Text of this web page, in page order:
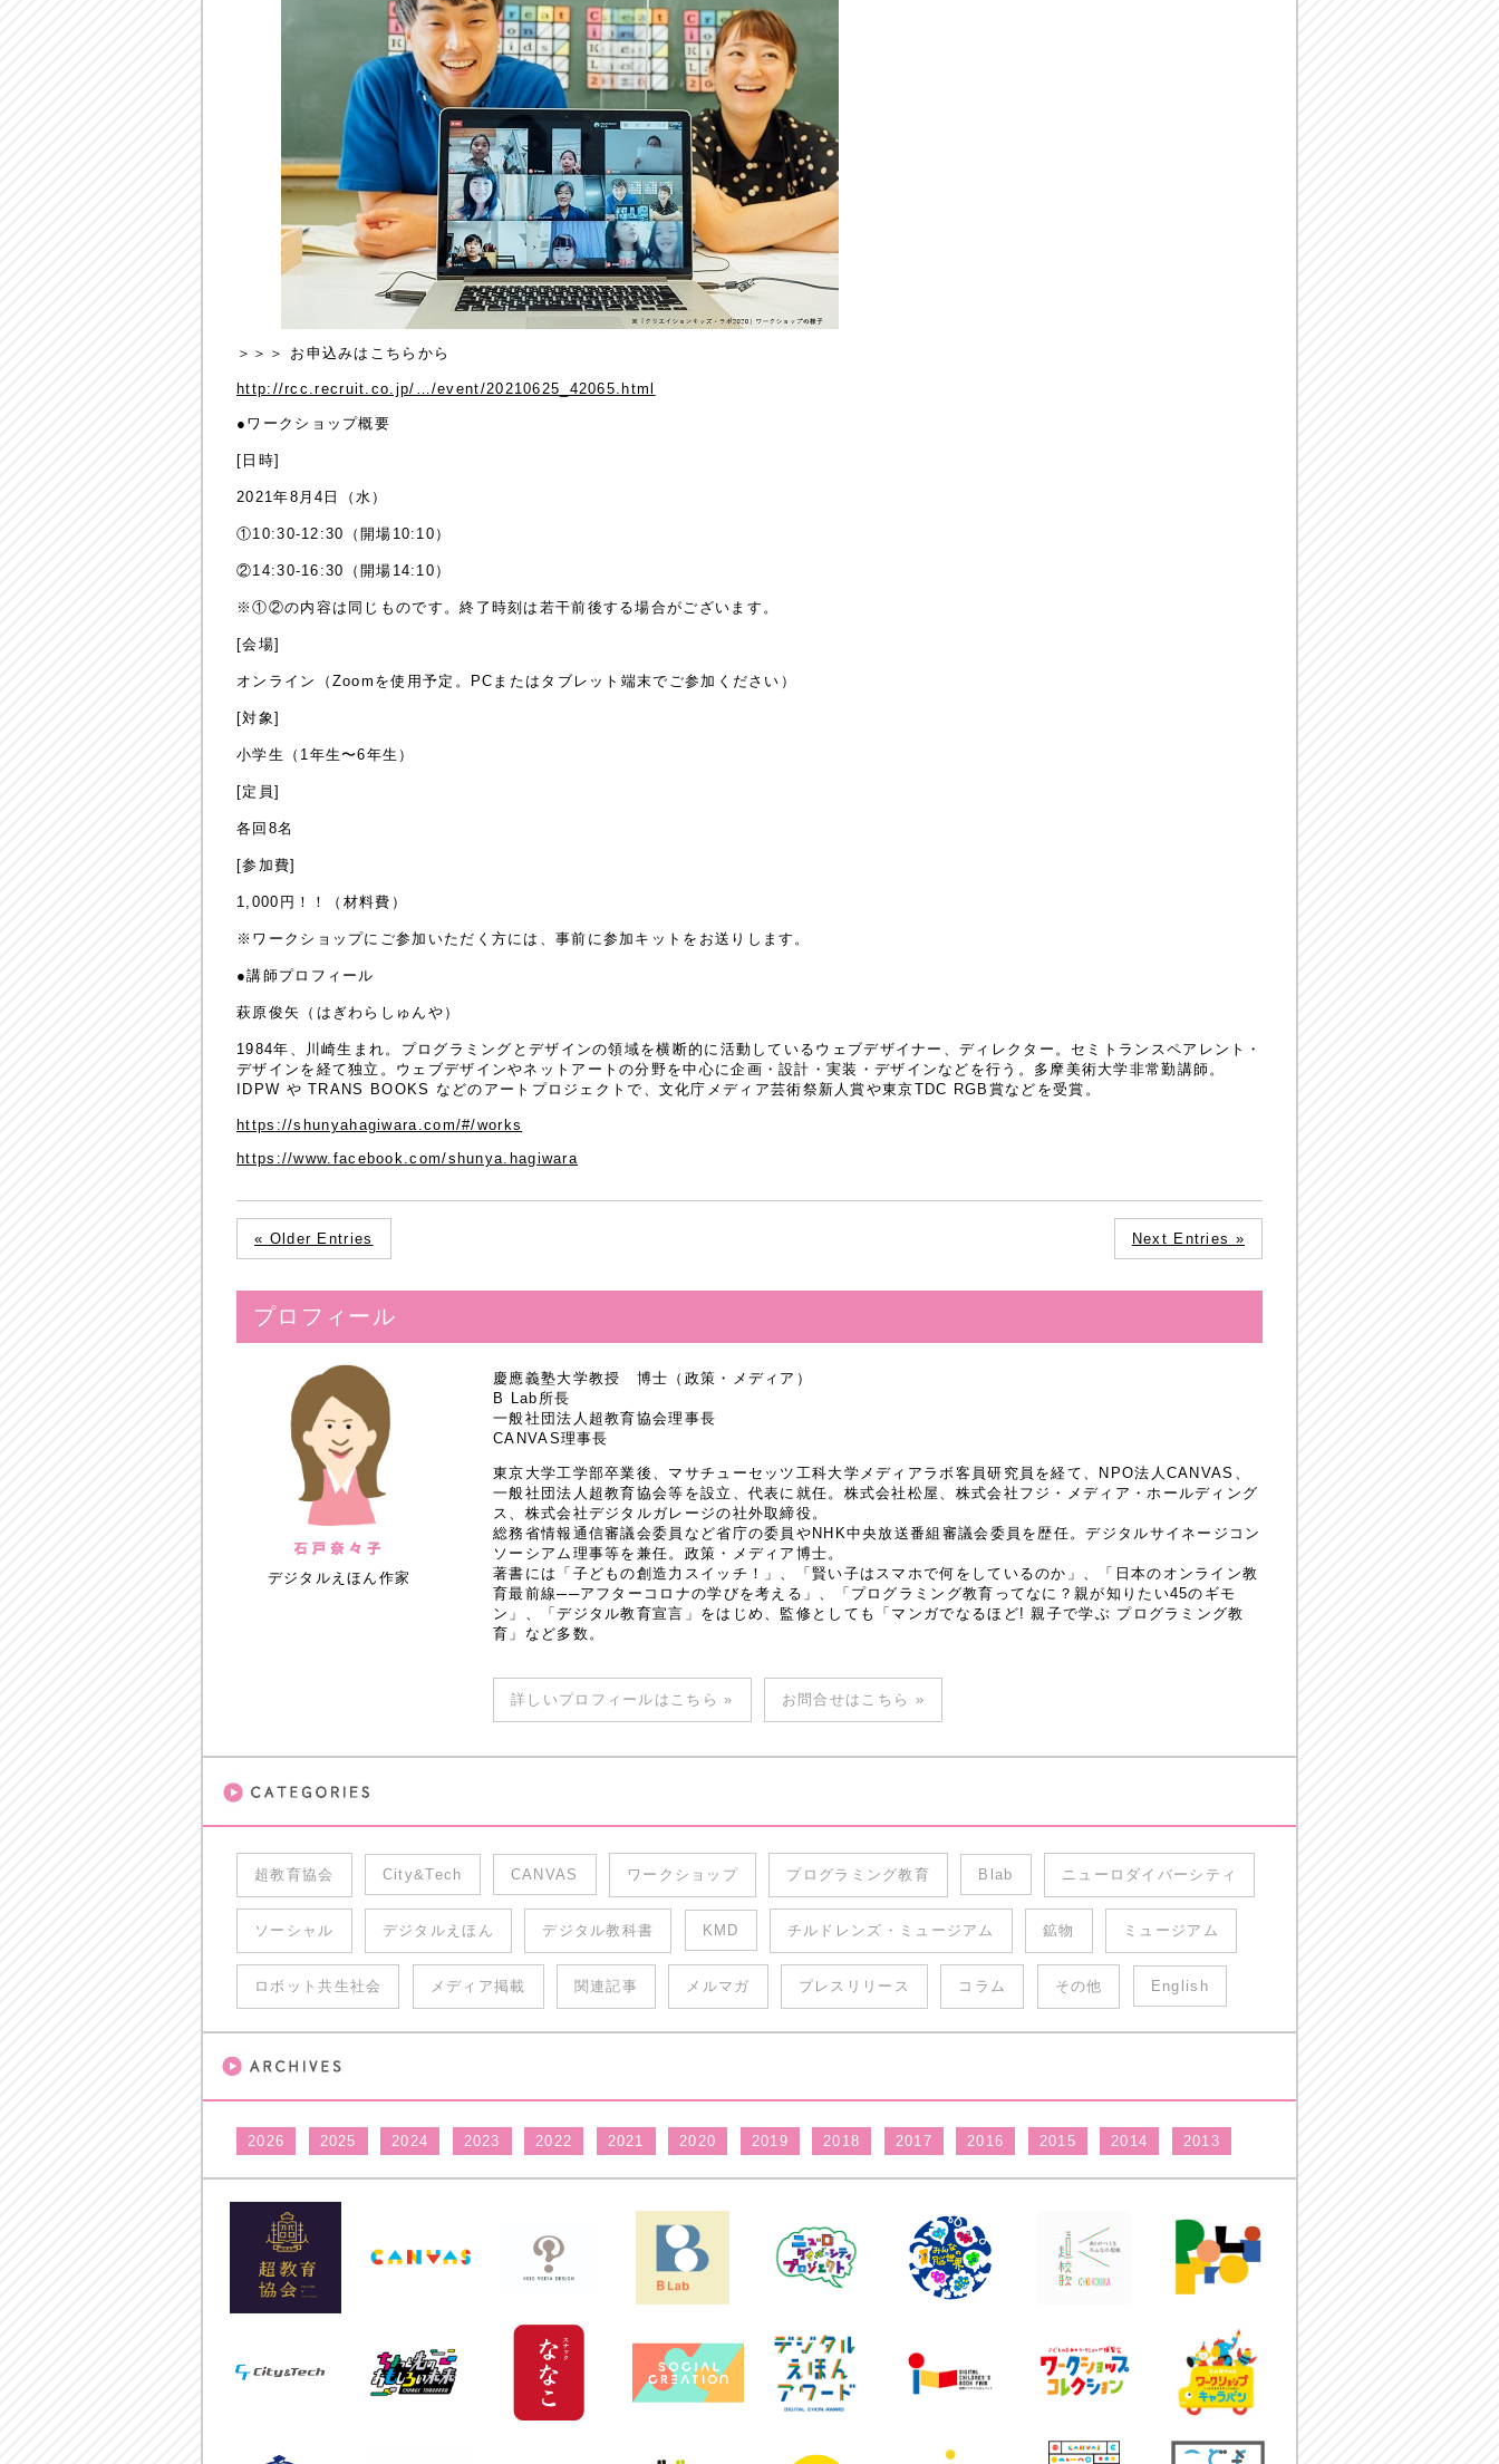
＞＞＞ お申込みはこちらから
http://rcc.recruit.co.jp/…/event/20210625_42065.html
●ワークショップ概要
[日時]
2021年8月4日（水）
①10:30-12:30（開場10:10）
②14:30-16:30（開場14:10）
※①②の内容は同じものです。終了時刻は若干前後する場合がございます。
[会場]
オンライン（Zoomを使用予定。PCまたはタブレット端末でご参加ください）
[対象]
小学生（1年生〜6年生）
[定員]
各回8名
[参加費]
1,000円！！（材料費）
※ワークショップにご参加いただく方には、事前に参加キットをお送りします。
●講師プロフィール
萩原俊矢（はぎわらしゅんや）
1984年、川崎生まれ。プログラミングとデザインの領域を横断的に活動しているウェブデザイナー、ディレクター。セミトランスペアレント・
デザインを経て独立。ウェブデザインやネットアートの分野を中心に企画・設計・実装・デザインなどを行う。多摩美術大学非常勤講師。
IDPW や TRANS BOOKS などのアートプロジェクトで、文化庁メディア芸術祭新人賞や東京TDC RGB賞などを受賞。
https://shunyahagiwara.com/#/works
https://www.facebook.com/shunya.hagiwara
« Older Entries Next Entries »
プロフィール
デジタルえほん作家
慶應義塾大学教授 博士（政策・メディア）
B Lab所長
一般社団法人超教育協会理事長
CANVAS理事長
東京大学工学部卒業後、マサチューセッツ工科大学メディアラボ客員研究員を経て、NPO法人CANVAS、
一般社団法人超教育協会等を設立、代表に就任。株式会社松屋、株式会社フジ・メディア・ホールディング
ス、株式会社デジタルガレージの社外取締役。
総務省情報通信審議会委員など省庁の委員やNHK中央放送番組審議会委員を歴任。デジタルサイネージコン
ソーシアム理事等を兼任。政策・メディア博士。
著書には「子どもの創造力スイッチ！」、「賢い子はスマホで何をしているのか」、「日本のオンライン教
育最前線──アフターコロナの学びを考える」、「プログラミング教育ってなに？親が知りたい45のギモ
ン」、「デジタル教育宣言」をはじめ、監修としても「マンガでなるほど! 親子で学ぶ プログラミング教
育」など多数。
詳しいプロフィールはこちら » お問合せはこちら »
超教育協会 City&Tech CANVAS ワークショップ プログラミング教育 Blab ニューロダイバーシティ
ソーシャル デジタルえほん デジタル教科書 KMD チルドレンズ・ミュージアム 鉱物 ミュージアム
ロボット共生社会 メディア掲載 関連記事 メルマガ プレスリリース コラム その他 English
2026 2025 2024 2023 2022 2021 2020 2019 2018 2017 2016 2015 2014 2013